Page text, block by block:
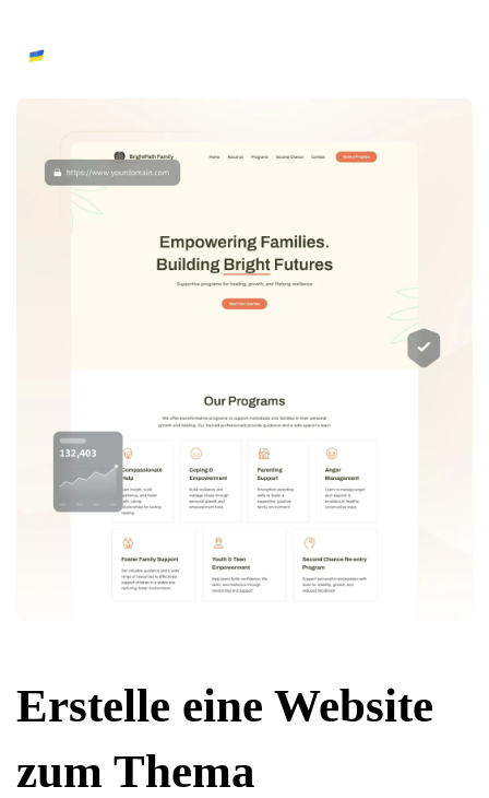
Erstelle eine Website
zum Thema